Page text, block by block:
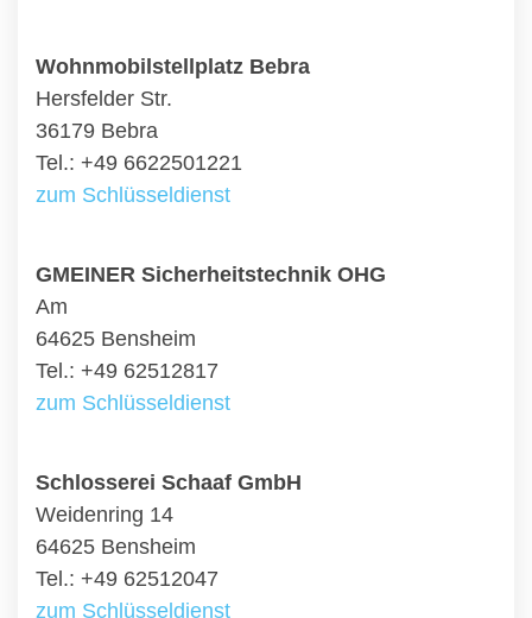
Wohnmobilstellplatz Bebra
Hersfelder Str.
36179 Bebra
Tel.: +49 6622501221
zum Schlüsseldienst
GMEINER Sicherheitstechnik OHG
Am
64625 Bensheim
Tel.: +49 62512817
zum Schlüsseldienst
Schlosserei Schaaf GmbH
Weidenring 14
64625 Bensheim
Tel.: +49 62512047
zum Schlüsseldienst